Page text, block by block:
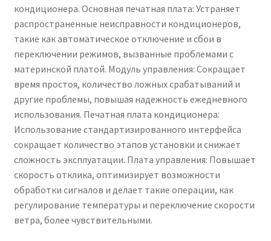
кондиционера. Основная печатная плата: Устраняет
распространенные неисправности кондиционеров,
такие как автоматическое отключение и сбои в
переключении режимов, вызванные проблемами с
материнской платой. Модуль управления: Сокращает
время простоя, количество ложных срабатываний и
другие проблемы, повышая надежность ежедневного
использования. Печатная плата кондиционера:
Использование стандартизированного интерфейса
сокращает количество этапов установки и снижает
сложность эксплуатации. Плата управления: Повышает
скорость отклика, оптимизирует возможности
обработки сигналов и делает такие операции, как
регулирование температуры и переключение скорости
ветра, более чувствительными.